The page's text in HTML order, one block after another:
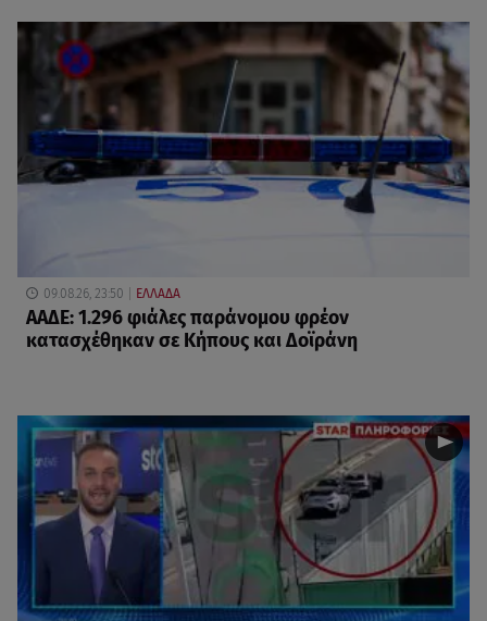
09.08.26, 23:50 ΕΛΛΑΔΑ
ΑΑΔΕ: 1.296 φιάλες παράνομου φρέον
κατασχέθηκαν σε Κήπους και Δοϊράνη